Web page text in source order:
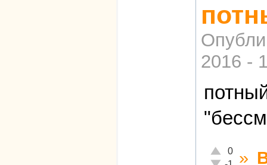
2016 -
Отлично!
0
Неадекватно!
»